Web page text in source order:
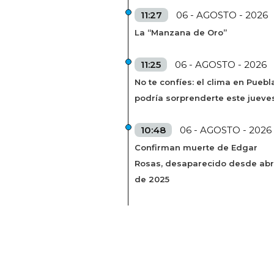
11:27 06 - AGOSTO - 2026
La “Manzana de Oro”
11:25 06 - AGOSTO - 2026
No te confíes: el clima en
podría sorprenderte este
10:48 06 - AGOSTO - 2026
Confirman muerte de Edgar
Rosas, desaparecido desde
de 2025